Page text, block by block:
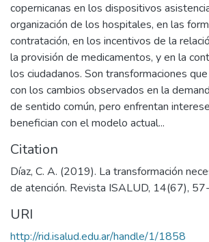
copernicanas en los dispositivos
organización de los hospitales, en las
contratación, en los incentivos de la
la provisión de medicamentos, y en la
los ciudadanos. Son transformaciones
con los cambios observados en la
de sentido común, pero enfrentan
benefician con el modelo actual...
Citation
Díaz, C. A. (2019). La transformación
de atención. Revista ISALUD, 14(67),
URI
http://rid.isalud.edu.ar/handle/1/1858